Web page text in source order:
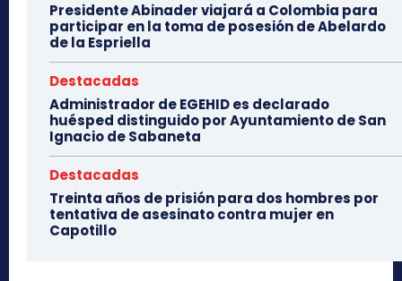
Presidente Abinader viajará a Colombia para
participar en la toma de posesión de Abelardo
de la Espriella
Destacadas
Administrador de EGEHID es declarado
huésped distinguido por Ayuntamiento de San
Ignacio de Sabaneta
Destacadas
Treinta años de prisión para dos hombres por
tentativa de asesinato contra mujer en
Capotillo